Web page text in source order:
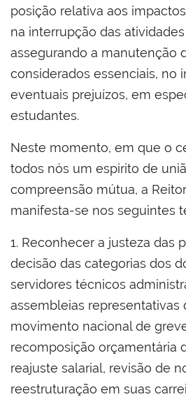
posição relativa aos
na interrupção das
assegurando a manutenção
considerados essenciais, no
eventuais prejuízos, em
estudantes.
Neste momento, em que o
todos nós um espirito de
compreensão mútua, a
manifesta-se nos seguintes
1. Reconhecer a justeza das
decisão das categorias dos
servidores técnicos
assembleias representativas
movimento nacional de
recomposição orçamentária
reajuste salarial, revisão de
reestruturação em suas